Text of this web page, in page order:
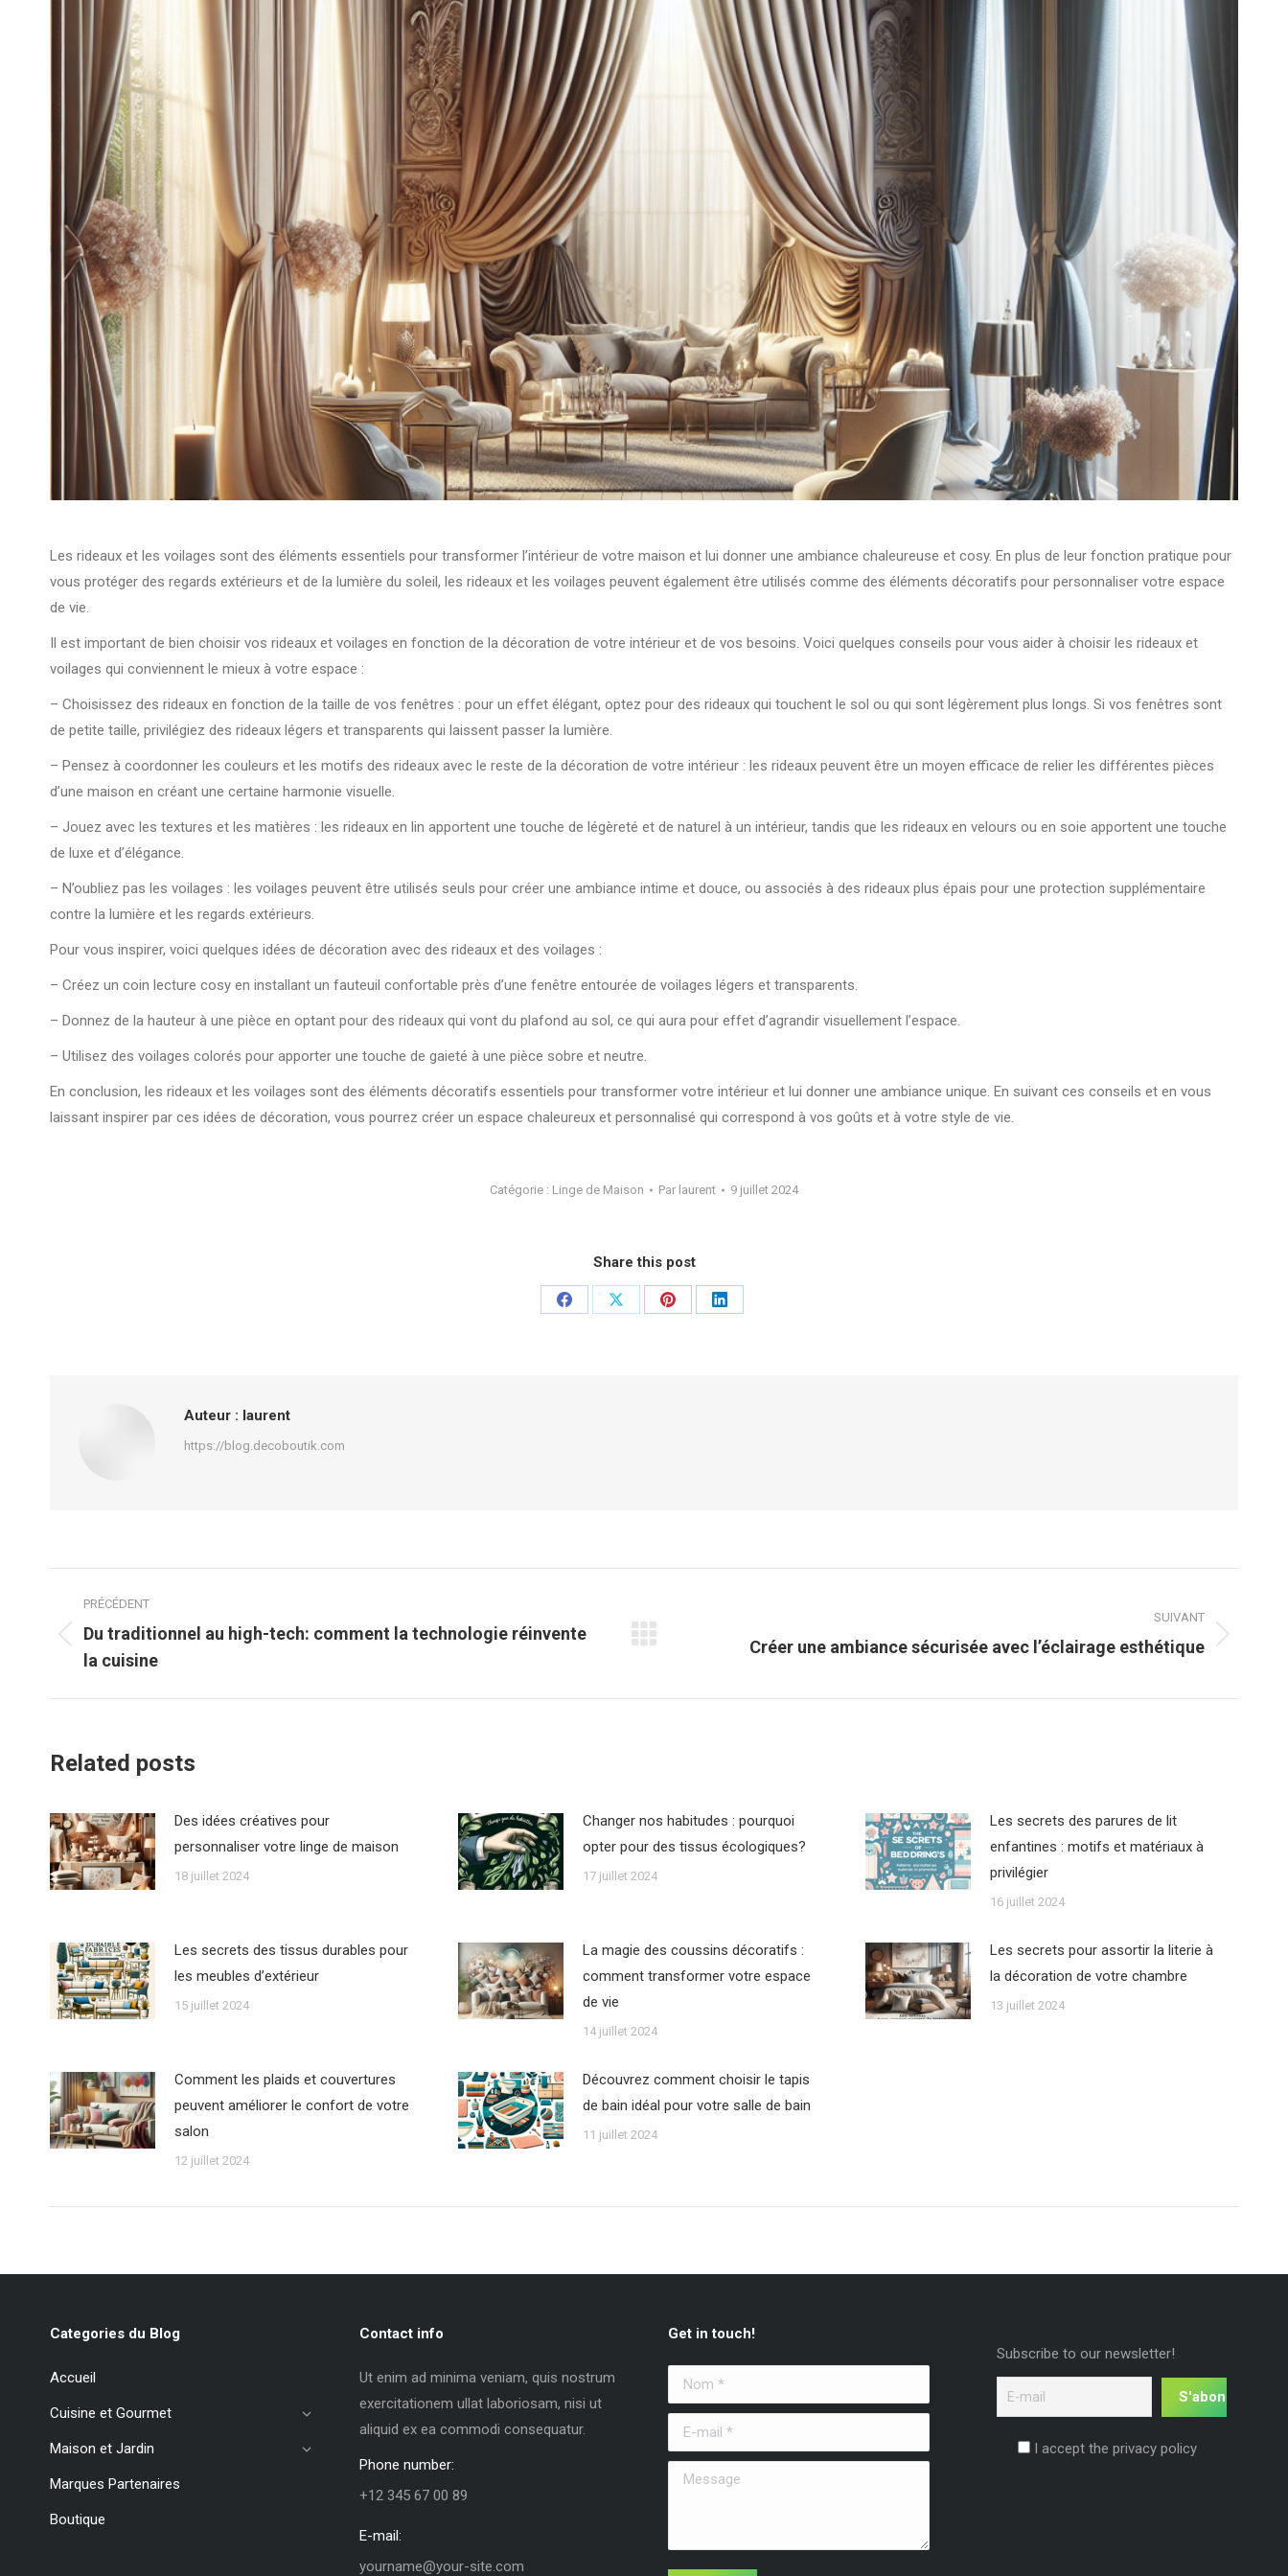
Les rideaux et les voilages sont des éléments essentiels pour transformer l’intérieur de votre maison et lui donner une ambiance chaleureuse et cosy. En plus de leur fonction pratique pour
vous protéger des regards extérieurs et de la lumière du soleil, les rideaux et les voilages peuvent également être utilisés comme des éléments décoratifs pour personnaliser votre espace
de vie.
Il est important de bien choisir vos rideaux et voilages en fonction de la décoration de votre intérieur et de vos besoins. Voici quelques conseils pour vous aider à choisir les rideaux et
voilages qui conviennent le mieux à votre espace :
– Choisissez des rideaux en fonction de la taille de vos fenêtres : pour un effet élégant, optez pour des rideaux qui touchent le sol ou qui sont légèrement plus longs. Si vos fenêtres sont
de petite taille, privilégiez des rideaux légers et transparents qui laissent passer la lumière.
– Pensez à coordonner les couleurs et les motifs des rideaux avec le reste de la décoration de votre intérieur : les rideaux peuvent être un moyen efficace de relier les différentes pièces
d’une maison en créant une certaine harmonie visuelle.
– Jouez avec les textures et les matières : les rideaux en lin apportent une touche de légèreté et de naturel à un intérieur, tandis que les rideaux en velours ou en soie apportent une touche
de luxe et d’élégance.
– N’oubliez pas les voilages : les voilages peuvent être utilisés seuls pour créer une ambiance intime et douce, ou associés à des rideaux plus épais pour une protection supplémentaire
contre la lumière et les regards extérieurs.
Pour vous inspirer, voici quelques idées de décoration avec des rideaux et des voilages :
– Créez un coin lecture cosy en installant un fauteuil confortable près d’une fenêtre entourée de voilages légers et transparents.
– Donnez de la hauteur à une pièce en optant pour des rideaux qui vont du plafond au sol, ce qui aura pour effet d’agrandir visuellement l’espace.
– Utilisez des voilages colorés pour apporter une touche de gaieté à une pièce sobre et neutre.
En conclusion, les rideaux et les voilages sont des éléments décoratifs essentiels pour transformer votre intérieur et lui donner une ambiance unique. En suivant ces conseils et en vous
laissant inspirer par ces idées de décoration, vous pourrez créer un espace chaleureux et personnalisé qui correspond à vos goûts et à votre style de vie.
Catégorie : Linge de Maison Par laurent 9 juillet 2024
Share this post
PartagerPartagerPartagerPartager
Auteur : laurent
https://blog.decoboutik.com
Navigation
article
PRÉCÉDENT
Article
précédent
:
Du traditionnel au high-tech: comment la technologie réinvente
la cuisine
SUIVANT
:
Créer une ambiance sécurisée avec l’éclairage esthétique
Related posts
Des idées créatives pour
personnaliser votre linge de maison
18 juillet 2024
Changer nos habitudes : pourquoi
opter pour des tissus écologiques?
17 juillet 2024
Les secrets des parures de lit
enfantines : motifs et matériaux à
privilégier
16 juillet 2024
Les secrets des tissus durables pour
les meubles d’extérieur
15 juillet 2024
La magie des coussins décoratifs :
comment transformer votre espace
de vie
14 juillet 2024
Les secrets pour assortir la literie à
la décoration de votre chambre
13 juillet 2024
Comment les plaids et couvertures
peuvent améliorer le confort de votre
salon
12 juillet 2024
Découvrez comment choisir le tapis
de bain idéal pour votre salle de bain
11 juillet 2024
Categories du Blog
Accueil
Cuisine et Gourmet
Maison et Jardin
Marques Partenaires
Boutique
Contact info
Ut enim ad minima veniam, quis nostrum
exercitationem ullat laboriosam, nisi ut
aliquid ex ea commodi consequatur.
Phone number:
+12 345 67 00 89
E-mail:
yourname@your-site.com
Get in touch!
Nom *
E-mail *
Message
Subscribe to our newsletter!
I accept the privacy policy